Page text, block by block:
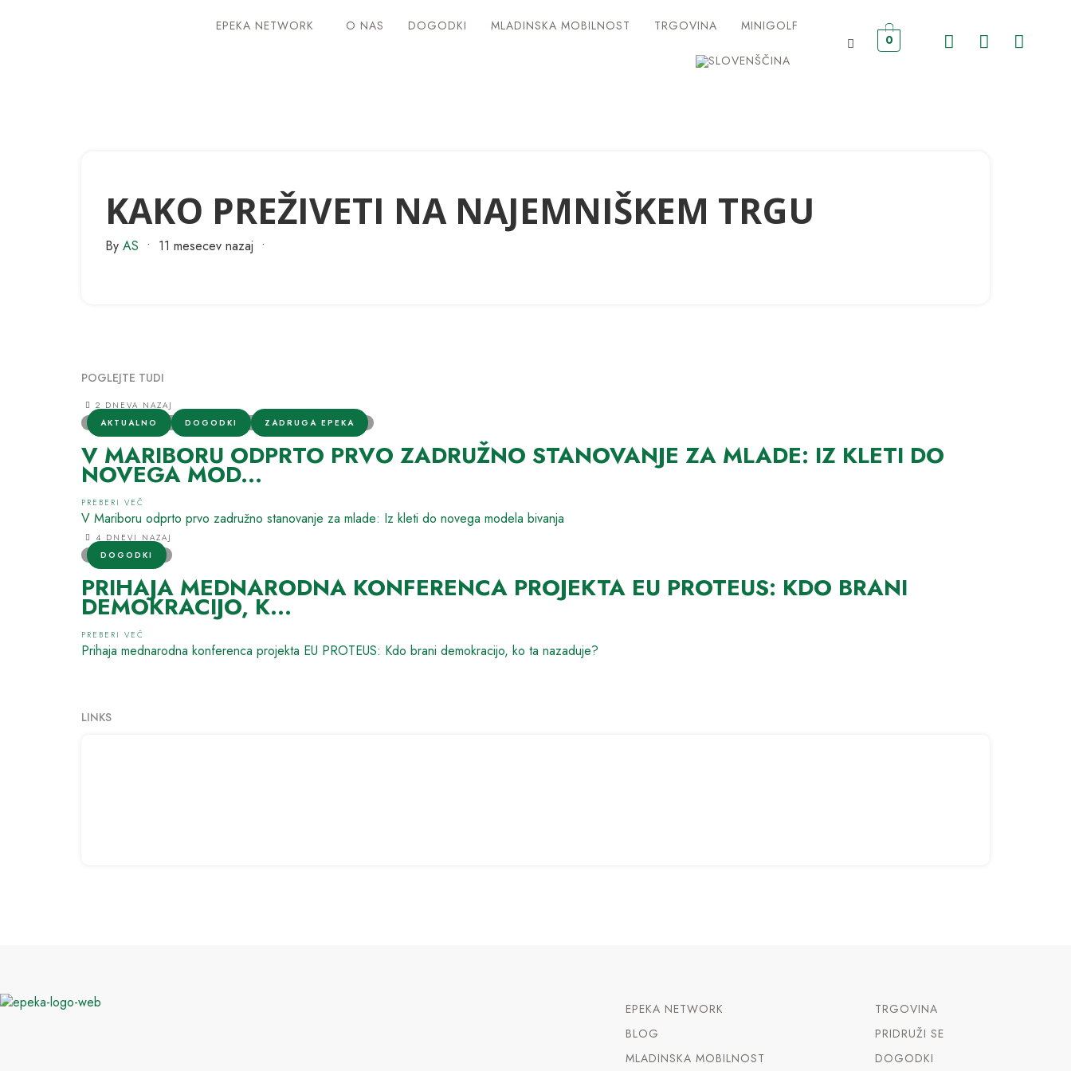
EPEKA NETWORK O NAS DOGODKI MLADINSKA MOBILNOST TRGOVINA
MINIGOLF
0
KAKO PREŽIVETI NA NAJEMNIŠKEM TRGU
By AS • 11 mesecev nazaj •
POGLEJTE TUDI
2 DNEVA NAZAJ
AKTUALNO
DOGODKI ZADRUGA EPEKA
V MARIBORU ODPRTO PRVO ZADRUŽNO STANOVANJE ZA MLADE: IZ KLETI DO
NOVEGA MOD...
PREBERI VEČ
V Mariboru odprto prvo zadružno stanovanje za mlade: Iz kleti do novega modela bivanja
4 DNEVI NAZAJ
DOGODKI
PRIHAJA MEDNARODNA KONFERENCA PROJEKTA EU PROTEUS: KDO BRANI
DEMOKRACIJO, K...
PREBERI VEČ
Prihaja mednarodna konferenca projekta EU PROTEUS: Kdo brani demokracijo, ko ta nazaduje?
LINKS
EPEKA NETWORK
BLOG
MLADINSKA MOBILNOST
TRGOVINA
PRIDRUŽI SE
DOGODKI